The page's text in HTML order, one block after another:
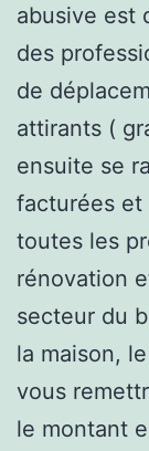
abusive est
des
de
attirants (
ensuite se
facturées et
toutes les
rénovation
secteur du
la maison,
vous
le montant